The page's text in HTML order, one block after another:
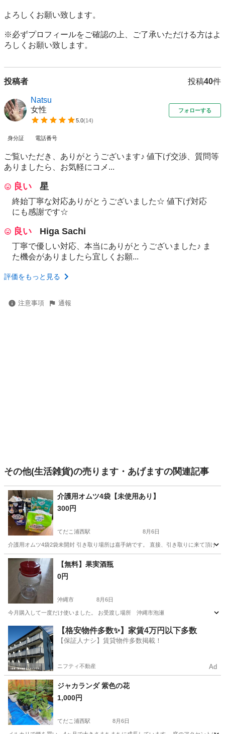
よろしくお願い致します。
※必ずプロフィールをご確認の上、ご了承いただける方はよ
ろしくお願い致します。
投稿者 投稿40件
Natsu
女性
5.0(14)
フォローする
身分証 電話番号
ご覧いただき、ありがとうございます♪ 値下げ交渉、質問等
ありましたら、お気軽にコメ...
良い 星
終始丁寧な対応ありがとうございました☆ 値下げ対応
にも感謝です☆
良い Higa Sachi
丁寧で優しい対応、本当にありがとうございました♪ ま
た機会がありましたら宜しくお願...
評価をもっと見る
注意事項 通報
その他(生活雑貨)の売ります・あげますの関連記事
介護用オムツ4袋【未使用あり】
300円
てだこ浦西駅 8月6日
介護用オムツ4袋2袋未開封 引き取り場所は嘉手納です。 直接、引き取りに来て頂ける
沖縄 中頭郡 てだこ浦西駅 家庭用品
【無料】果実酒瓶
0円
沖縄市 8月6日
今月購入して一度だけ使いました。 お受渡し場所 沖縄市泡瀬
沖縄市 家庭用品
【格安物件多数✨】家賃4万円以下多数
【保証人ナシ】賃貸物件多数掲載！
ニフティ不動産 Ad
ジャカランダ 紫色の花
1,000円
てだこ浦西駅 8月6日